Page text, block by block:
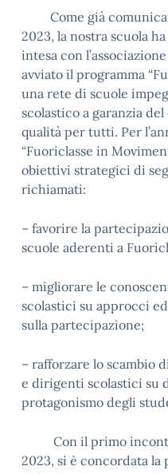
Come già
2023, la nostra scuola
intesa con l’associazione
avviato il programma
una rete di scuole
scolastico a garanzia
qualità per tutti. Per
“Fuoriclasse in
obiettivi strategici di
richiamati:
– favorire la
scuole aderenti a
– migliorare le
scolastici su approcci
sulla partecipazione;
– rafforzare lo scambio
e dirigenti scolastici su
protagonismo degli
Con il primo
2023, si è concordata